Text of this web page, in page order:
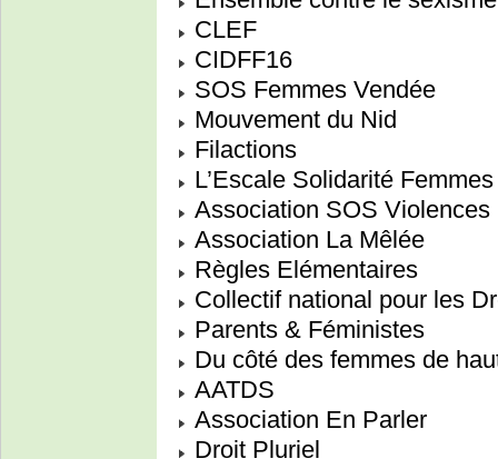
CLEF
CIDFF16
SOS Femmes Vendée
Mouvement du Nid
Filactions
L’Escale Solidarité Femmes
Association SOS Violences
Association La Mêlée
Règles Elémentaires
Collectif national pour les
Parents & Féministes
Du côté des femmes de
AATDS
Association En Parler
Droit Pluriel